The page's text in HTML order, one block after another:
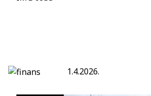
1.4.2026.